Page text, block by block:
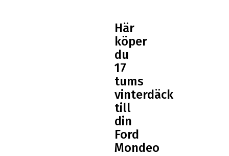
Här
köper
du
17
tums
vinterdäck
till
din
Ford
Mondeo